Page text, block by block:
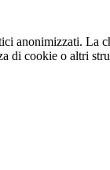
anonimizzati. La
di cookie o altri